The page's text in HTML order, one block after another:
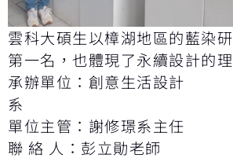
雲科大碩生以樟湖地區的藍染
第一名，也體現了永續設計的
承辦單位：創意生活設計
系
單位主管：謝修
聯 絡 人：彭立勛老師